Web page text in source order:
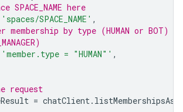
SPACE_NAME here
'spaces/SPACE_NAME' ,
by type (HUMAN or BOT) or
'member.type = "HUMAN"' ,
request
= chatClient.